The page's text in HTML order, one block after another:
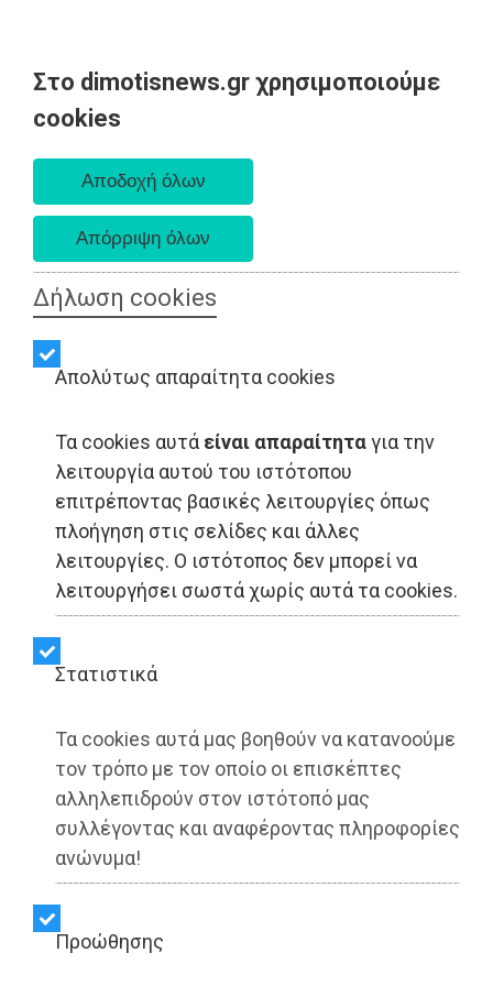
Στο dimotisnews.gr χρησιμοποιούμε
cookies
Δήλωση cookies
Απολύτως απαραίτητα cookies
Τα cookies αυτά είναι απαραίτηταγια την
λειτουργία αυτού του ιστότοπου
επιτρέποντας βασικές λειτουργίες όπως
πλοήγηση στις σελίδες και άλλες
λειτουργίες. Ο ιστότοπος δεν μπορεί να
λειτουργήσει σωστά χωρίς αυτά τα cookies.
Στατιστικά
Τα cookies αυτά μας βοηθούν να κατανοούμε
τον τρόπο με τον οποίο οι επισκέπτες
αλληλεπιδρούν στον ιστότοπό μας
συλλέγοντας και αναφέροντας πληροφορίες
ανώνυμα!
Προώθησης
ΑΥΤΟΔΙΟΙΚΗΣΗ - Μαρκόπουλο
Δήμος Μαρκοπούλου:
Εγγραφή νέων εθελοντών
δοτών Μυελού των
Οστών
Dimotisnews | 05/06/2025 - 14:56